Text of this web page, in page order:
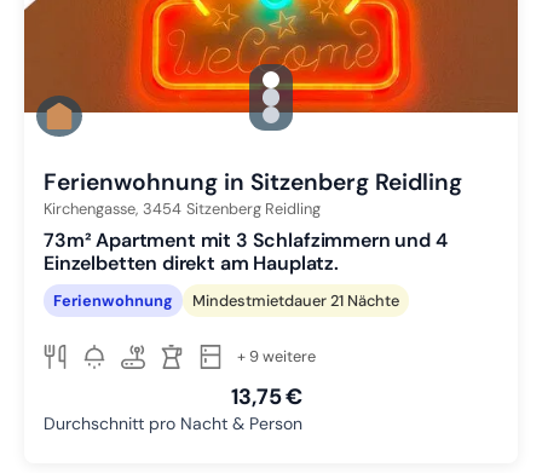
gallery.slide_selector
Zu Slide 1 wechseln
Zu Slide 2 wechseln
Zu Slide 3 wechseln
Ferienwohnung in Sitzenberg Reidling
Kirchengasse, 3454 Sitzenberg Reidling
73m² Apartment mit 3 Schlafzimmern und 4
Einzelbetten direkt am Hauplatz.
Ferienwohnung Mindestmietdauer 21 Nächte
+ 9 weitere
13,75 €
Durchschnitt pro Nacht & Person